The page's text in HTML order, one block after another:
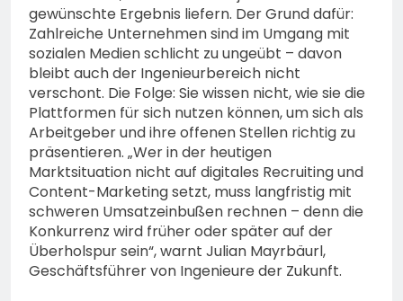
gewünschte Ergebnis liefern. Der Grund dafür:
Zahlreiche Unternehmen sind im Umgang mit
sozialen Medien schlicht zu ungeübt – davon
bleibt auch der Ingenieurbereich nicht
verschont. Die Folge: Sie wissen nicht, wie sie die
Plattformen für sich nutzen können, um sich als
Arbeitgeber und ihre offenen Stellen richtig zu
präsentieren. „Wer in der heutigen
Marktsituation nicht auf digitales Recruiting und
Content-Marketing setzt, muss langfristig mit
schweren Umsatzeinbußen rechnen – denn die
Konkurrenz wird früher oder später auf der
Überholspur sein“, warnt Julian Mayrbäurl,
Geschäftsführer von Ingenieure der Zukunft.